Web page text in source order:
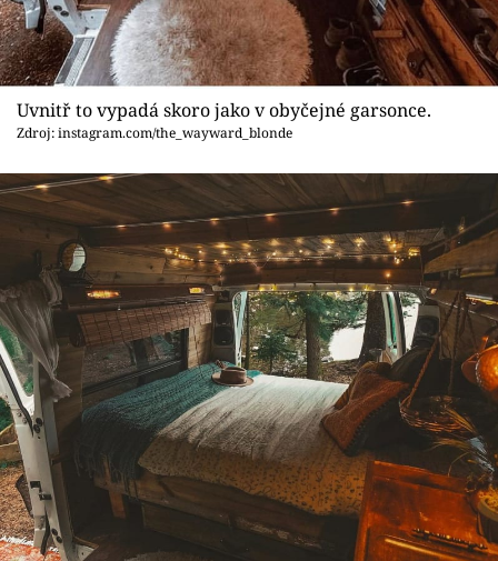
Uvnitř to vypadá skoro jako v obyčejné garsonce.
Zdroj: instagram.com/the_wayward_blonde